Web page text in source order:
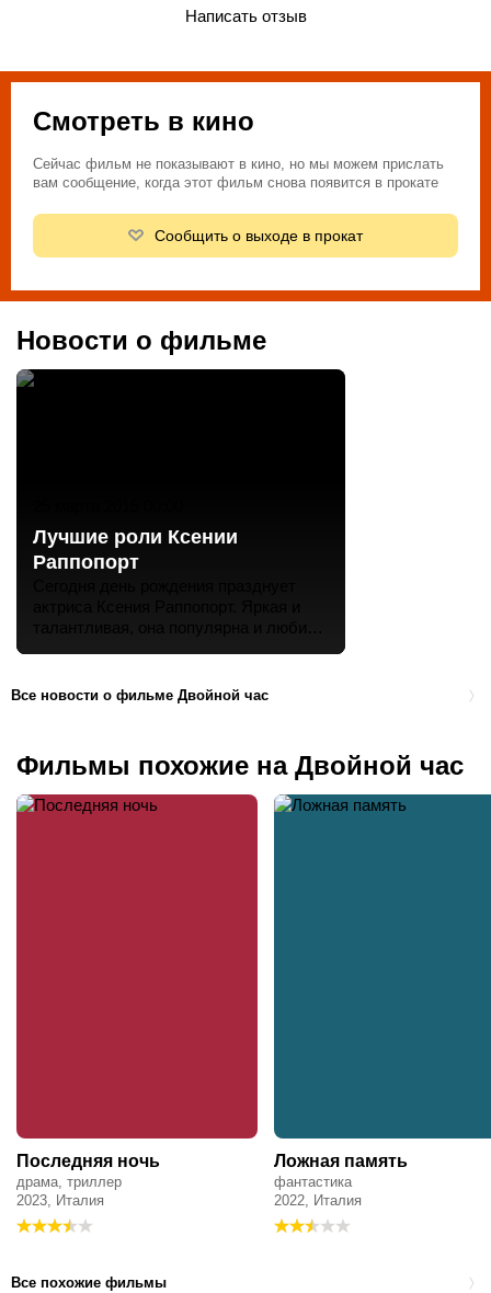
Написать отзыв
Смотреть в кино
Сейчас фильм не показывают в кино, но мы можем прислать
вам сообщение, когда этот фильм снова появится в прокате
Сообщить о выходе в прокат
Новости о фильме
Лучшие роли Ксении
Раппопорт
пригласили вести церемонии
Все новости о фильме Двойной час
Фильмы похожие на Двойной час
Последняя ночь
драма, триллер
2023, Италия
Ложная память
фантастика
2022, Италия
Все похожие фильмы